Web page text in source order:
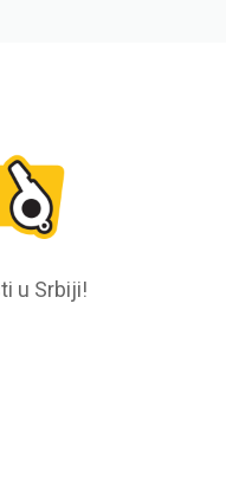
u Srbiji!